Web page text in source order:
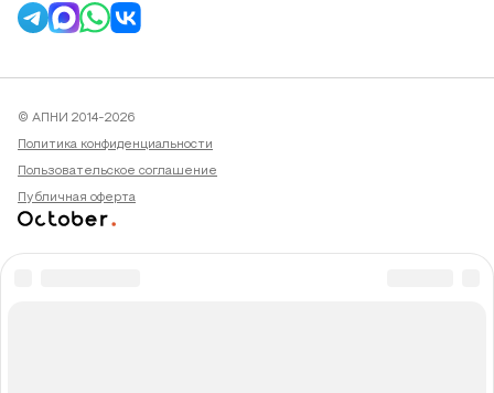
© АПНИ 2014-2026
Политика конфиденциальности
Пользовательское соглашение
Публичная оферта